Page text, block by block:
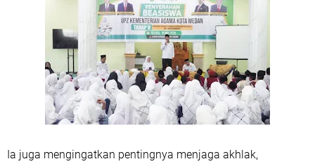
Ia juga mengingatkan pentingnya menjaga akhlak,